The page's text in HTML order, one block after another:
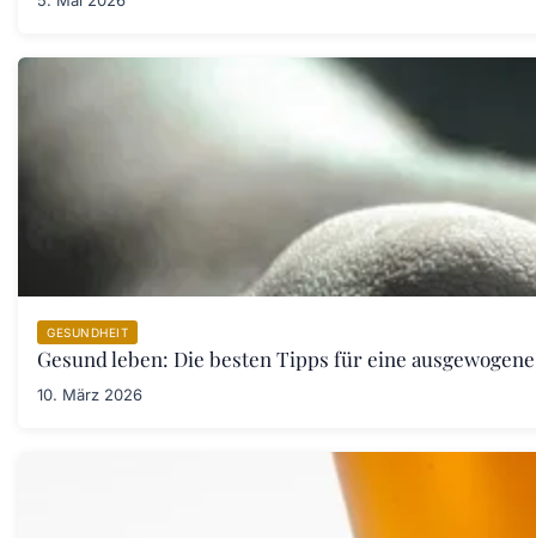
GESUNDHEIT
Gesund leben: Die besten Tipps für eine
10. März 2026